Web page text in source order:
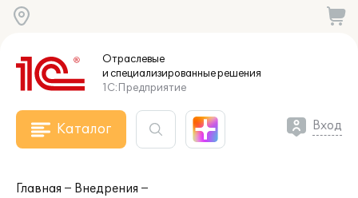
Отраслевые
и специализированныерешения
1С:Предприятие
Каталог Вход
Главная
Внедрения